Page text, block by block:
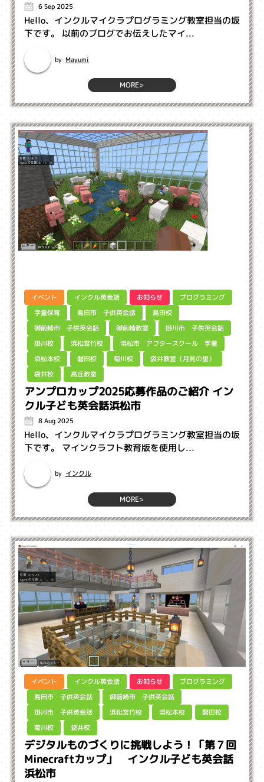
6 Sep 2025
Hello、インクルマイクラプログラミング教室担当の坂
下です。 以前のブログでお伝えしたマイ...
by Mayumi
MORE>
イベント インクル英会話 お知らせ プログラミング
学童保育 島田市 子供英会話 島田校
御前崎市 子供英会話 御前崎教室 掛川市 子供英会話
掛川校 浜松宮竹校 浜松市 アフタースクール 学童
浜松本校 磐田校 菊川校 袋井教室（月見の里）
袋井校 高丘教室
アンプロカップ2025応募作品のご紹介 イン
クル子ども英会話浜松市
8 Aug 2025
Hello、インクルマイクラプログラミング教室担当の坂
下です。 マインクラフト教育版を使用し...
by インクル
MORE>
イベント インクル英会話 お知らせ プログラミング
島田市 子供英会話 御前崎市 子供英会話
掛川市 子供英会話 浜松宮竹校 浜松本校
磐田校
菊川校
袋井校
デジタルものづくりに挑戦しよう！「第７回
Minecraftカップ」 インクル子ども英会話
浜松市